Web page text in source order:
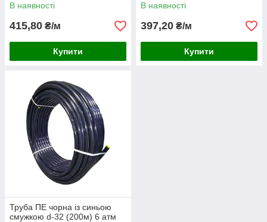
В наявності
415,80 ₴/м
Купити
В наявності
397,20 ₴/м
Купити
Труба ПЕ чорна із синьою
смужкою d-32 (200м) 6 атм